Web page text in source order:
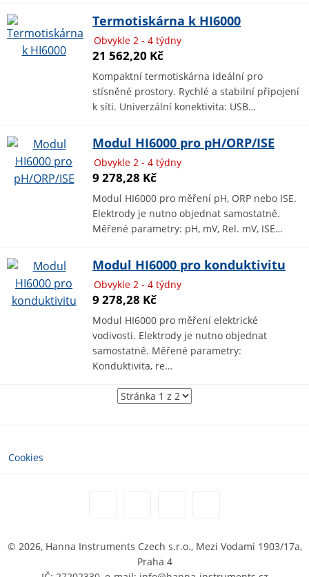
Termotiskárna k HI6000
Obvykle 2 - 4 týdny
21 562,20 Kč
Kompaktní termotiskárna ideální pro
stísněné prostory. Rychlé a stabilní připojení
k síti. Univerzální konektivita: USB…
Modul HI6000 pro pH/ORP/ISE
Obvykle 2 - 4 týdny
9 278,28 Kč
Modul HI6000 pro měření pH, ORP nebo ISE.
Elektrody je nutno objednat samostatně.
Měřené parametry: pH, mV, Rel. mV, ISE…
Modul HI6000 pro konduktivitu
Obvykle 2 - 4 týdny
9 278,28 Kč
Modul HI6000 pro měření elektrické
vodivosti. Elektrody je nutno objednat
samostatně. Měřené parametry:
Konduktivita, re…
Cookies
© 2026, Hanna Instruments Czech s.r.o., Mezi Vodami 1903/17a,
Praha 4